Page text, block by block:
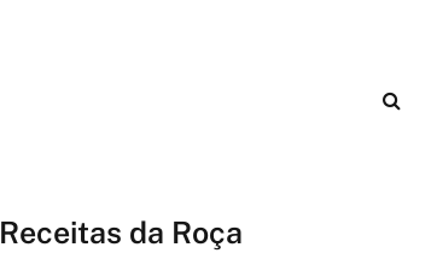
Receitas da Roça